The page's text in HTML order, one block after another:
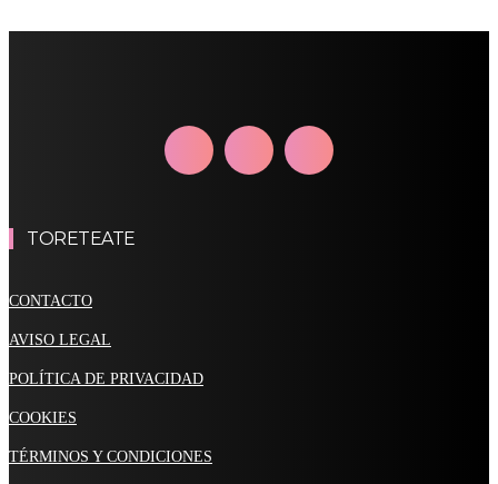
TORETEATE
CONTACTO
AVISO LEGAL
POLÍTICA DE PRIVACIDAD
COOKIES
TÉRMINOS Y CONDICIONES